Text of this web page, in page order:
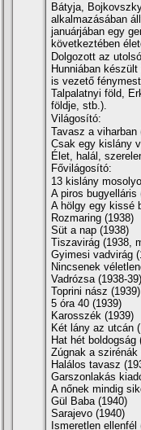
Bátyja,
alkalmazásában
januárjában egy
következtében
Dolgozott az
Hunniában
is vezető
Talpalatnyi föld,
földje, stb.).
Világosí­tó:
Tavasz a viharban
Csak egy kislány
Élet, halál,
Fővilágosí­tó:
13 kislány
A piros bugyelláris
A hölgy egy kissé
Rozmaring (1938)
Süt a nap (1938)
Tiszavirág (1938,
Gyimesi vadvirág
Nincsenek
Vadrózsa (1938-39)
Toprini nász (1939)
5 óra 40 (1939)
Karosszék (1939)
Két lány az utcán
Hat hét boldogság
Zúgnak a szirénák
Halálos tavasz
Garszonlakás
A nőnek mindig
Gül Baba (1940)
Sarajevo (1940)
Ismeretlen ellenfél